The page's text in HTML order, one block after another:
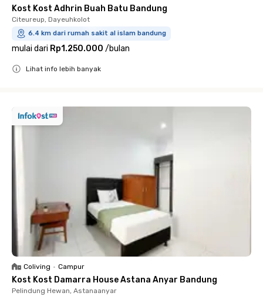
Kost Kost Adhrin Buah Batu Bandung
Citeureup, Dayeuhkolot
6.4 km dari rumah sakit al islam bandung
mulai dari Rp1.250.000 /bulan
Lihat info lebih banyak
Coliving • Campur
Kost Kost Damarra House Astana Anyar Bandung
Pelindung Hewan, Astanaanyar